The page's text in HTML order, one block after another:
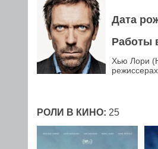
Дата
Работы
Хью Лори
РОЛИ В КИНО: 25